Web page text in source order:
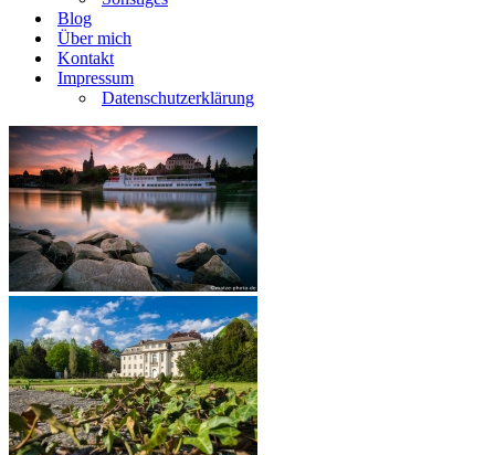
Blog
Über mich
Kontakt
Impressum
Datenschutzerklärung